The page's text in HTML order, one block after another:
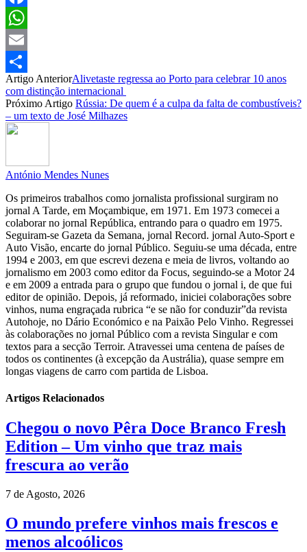
Facebook
WhatsApp
Email
Partilhar
Artigo AnteriorAlivetaste regressa ao Porto para celebrar 10 anos
com distinção internacional
Próximo Artigo Rússia: De quem é a culpa da falta de combustíveis?
– um texto de José Milhazes
António Mendes Nunes
Os primeiros trabalhos como jornalista profissional surgiram no
jornal A Tarde, em Moçambique, em 1971. Em 1973 comecei a
colaborar no jornal República, entrando para o quadro em 1975.
Seguiram-se Gazeta da Semana, jornal Record. jornal Auto-Sport e
Auto Visão, encarte do jornal Público. Seguiu-se uma década, entre
1994 e 2003, em que escrevi dezena e meia de livros, voltando ao
jornalismo em 2003 como editor da Focus, seguindo-se a Motor 24
e em 2009 a entrada para o grupo que fundou o jornal i, de que fui
editor de opinião. Depois, já reformado, iniciei colaborações sobre
vinhos, numa engraçada rubrica “e se não for conduzir”da revista
Autohoje, no Dário Económico e na Paixão Pelo Vinho. Regressei
às colaborações no jornal Público com a revista Singular e com
textos para a secção Terroir. Atravessei uma centena de países de
todos os continentes (à excepção da Austrália), quase sempre em
longas viagens de carro com partida de Lisboa.
Artigos Relacionados
Chegou o novo Pêra Doce Branco Fresh
Edition – Um vinho que traz mais
frescura ao verão
7 de Agosto, 2026
O mundo prefere vinhos mais frescos e
menos alcoólicos